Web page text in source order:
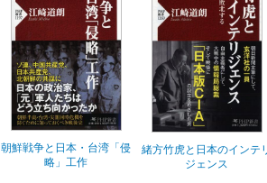
朝鮮戦争と日本・台湾「侵
略」工作
緒方竹虎と日本のインテ
ジェンス